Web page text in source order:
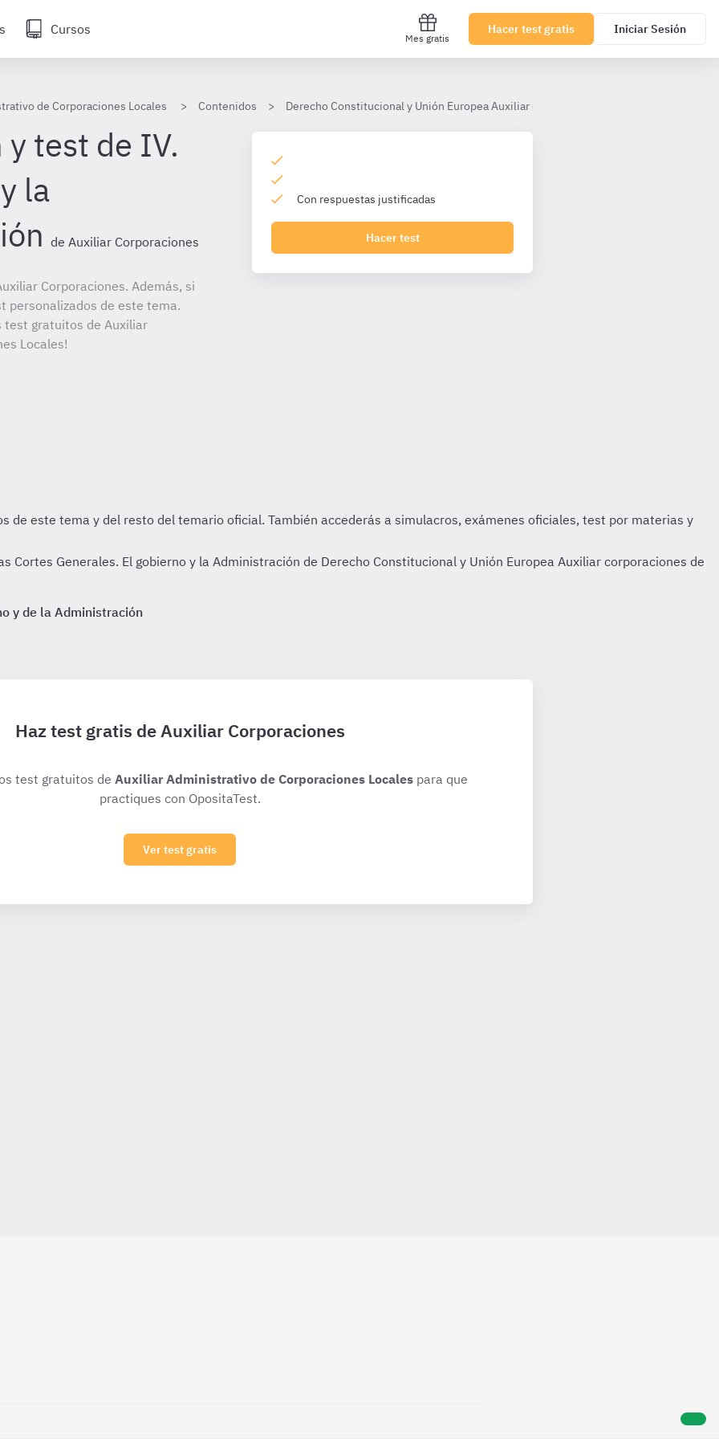
Cursos
Mes gratis
Hacer test gratis Iniciar Sesión
de Corporaciones Locales Contenidos Derecho Constitucional y Unión Europea Auxiliar corporaciones
test de IV.
la
de Auxiliar Corporaciones
Corporaciones. Además, si
personalizados de este tema.
test gratuitos de Auxiliar
Locales!
Con respuestas justificadas
Hacer test
Cortes Generales. El gobierno y la Administración de Derecho Constitucional y Unión Europea Auxiliar corporaciones de
y de la Administración
Haz test gratis de Auxiliar Corporaciones
test gratuitos de Auxiliar Administrativo de Corporaciones Localespara que
practiques con OpositaTest.
Ver test gratis